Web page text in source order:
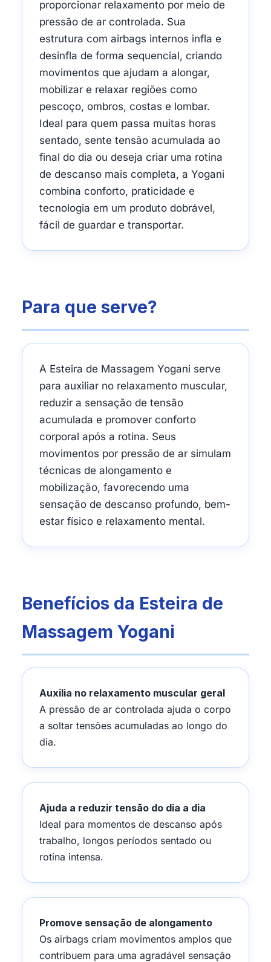
proporcionar relaxamento por meio de
pressão de ar controlada. Sua
estrutura com airbags internos infla e
desinfla de forma sequencial, criando
movimentos que ajudam a alongar,
mobilizar e relaxar regiões como
pescoço, ombros, costas e lombar.
Ideal para quem passa muitas horas
sentado, sente tensão acumulada ao
final do dia ou deseja criar uma rotina
de descanso mais completa, a Yogani
combina conforto, praticidade e
tecnologia em um produto dobrável,
fácil de guardar e transportar.
Para que serve?
A Esteira de Massagem Yogani serve
para auxiliar no relaxamento muscular,
reduzir a sensação de tensão
acumulada e promover conforto
corporal após a rotina. Seus
movimentos por pressão de ar simulam
técnicas de alongamento e
mobilização, favorecendo uma
sensação de descanso profundo, bem-
estar físico e relaxamento mental.
Benefícios da Esteira de
Massagem Yogani
Auxilia no relaxamento muscular geral
A pressão de ar controlada ajuda o corpo
a soltar tensões acumuladas ao longo do
dia.
Ajuda a reduzir tensão do dia a dia
Ideal para momentos de descanso após
trabalho, longos períodos sentado ou
rotina intensa.
Promove sensação de alongamento
Os airbags criam movimentos amplos que
contribuem para uma agradável sensação